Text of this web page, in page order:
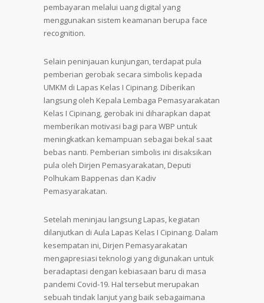
pembayaran melalui uang digital yang
menggunakan sistem keamanan berupa face
recognition.
Selain peninjauan kunjungan, terdapat pula
pemberian gerobak secara simbolis kepada
UMKM di Lapas Kelas I Cipinang. Diberikan
langsung oleh Kepala Lembaga Pemasyarakatan
Kelas I Cipinang, gerobak ini diharapkan dapat
memberikan motivasi bagi para WBP untuk
meningkatkan kemampuan sebagai bekal saat
bebas nanti. Pemberian simbolis ini disaksikan
pula oleh Dirjen Pemasyarakatan, Deputi
Polhukam Bappenas dan Kadiv
Pemasyarakatan.
Setelah meninjau langsung Lapas, kegiatan
dilanjutkan di Aula Lapas Kelas I Cipinang. Dalam
kesempatan ini, Dirjen Pemasyarakatan
mengapresiasi teknologi yang digunakan untuk
beradaptasi dengan kebiasaan baru di masa
pandemi Covid-19. Hal tersebut merupakan
sebuah tindak lanjut yang baik sebagaimana